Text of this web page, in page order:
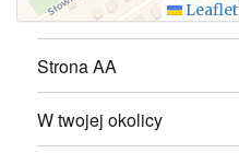
Leaflet
Strona AA
W twojej okolicy